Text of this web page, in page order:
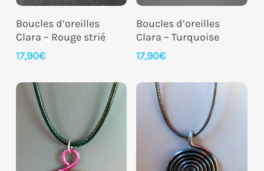
Ajouter Au Panier
Boucles d’oreilles
Clara – Rouge strié
17,90€
Ajouter Au Panier
Boucles d’oreilles
Clara – Turquoise
17,90€